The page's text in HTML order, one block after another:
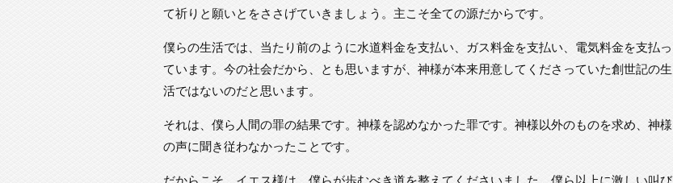
て祈りと願いとをささげていきましょう。主こそ全ての源だからです。
僕らの生活では、当たり前のように水道料金を支払い、ガス料金を支払い、電気料金を支払っ
ています。今の社会だから、とも思いますが、神様が本来用意してくださっていた創世記の生
活ではないのだと思います。
それは、僕ら人間の罪の結果です。神様を認めなかった罪です。神様以外のものを求め、神様
の声に聞き従わなかったことです。
だからこそ、イエス様は、僕らが歩むべき道を整えてくださいました。僕ら以上に激しい叫び